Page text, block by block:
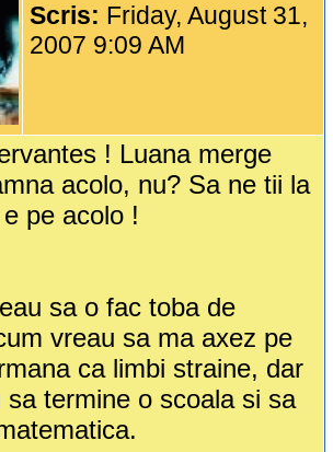
Scris: Friday, August 31,
2007 9:09 AM
! Luana merge
acolo, nu? Sa ne tii la
pe acolo !
sa o fac toba de
vreau sa ma axez pe
ca limbi straine, dar
sa termine o scoala si sa